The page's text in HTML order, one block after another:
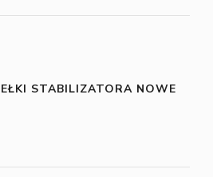
STABILIZATORA NOWE